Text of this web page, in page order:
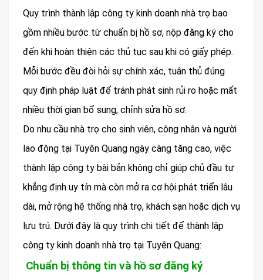
Quy trình thành lập công ty kinh doanh nhà trọ bao
gồm nhiều bước từ chuẩn bị hồ sơ, nộp đăng ký cho
đến khi hoàn thiện các thủ tục sau khi có giấy phép.
Mỗi bước đều đòi hỏi sự chính xác, tuân thủ đúng
quy định pháp luật để tránh phát sinh rủi ro hoặc mất
nhiều thời gian bổ sung, chỉnh sửa hồ sơ.
Do nhu cầu nhà trọ cho sinh viên, công nhân và người
lao động tại Tuyên Quang ngày càng tăng cao, việc
thành lập công ty bài bản không chỉ giúp chủ đầu tư
khẳng định uy tín mà còn mở ra cơ hội phát triển lâu
dài, mở rộng hệ thống nhà trọ, khách sạn hoặc dịch vụ
lưu trú. Dưới đây là quy trình chi tiết để thành lập
công ty kinh doanh nhà trọ tại Tuyên Quang:
Chuẩn bị thông tin và hồ sơ đăng ký